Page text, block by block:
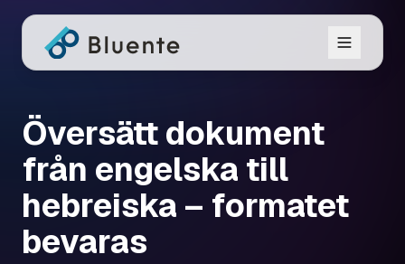
Översätt dokument
från engelska till
hebreiska – formatet
bevaras